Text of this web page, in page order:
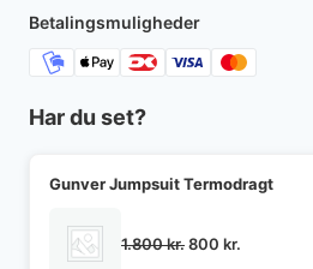
Betalingsmuligheder
Har du set?
Gunver Jumpsuit Termodragt
1.800kr.Den
800 kr.